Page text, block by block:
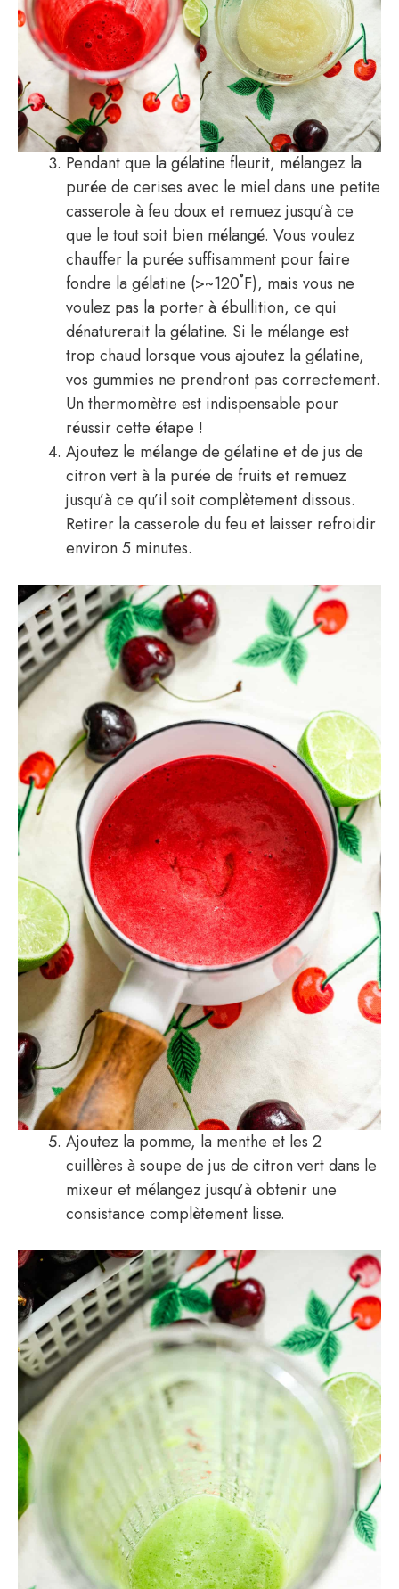
Pendant que la gélatine fleurit, mélangez la
purée de cerises avec le miel dans une petite
casserole à feu doux et remuez jusqu’à ce
que le tout soit bien mélangé. Vous voulez
chauffer la purée suffisamment pour faire
fondre la gélatine (>~120˚F), mais vous ne
voulez pas la porter à ébullition, ce qui
dénaturerait la gélatine. Si le mélange est
trop chaud lorsque vous ajoutez la gélatine,
vos gummies ne prendront pas correctement.
Un thermomètre est indispensable pour
réussir cette étape !
Ajoutez le mélange de gélatine et de jus de
citron vert à la purée de fruits et remuez
jusqu’à ce qu’il soit complètement dissous.
Retirer la casserole du feu et laisser refroidir
environ 5 minutes.
Ajoutez la pomme, la menthe et les 2
cuillères à soupe de jus de citron vert dans le
mixeur et mélangez jusqu’à obtenir une
consistance complètement lisse.